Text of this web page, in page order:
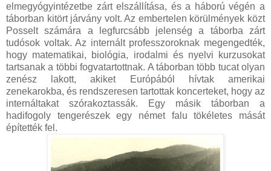
elmegyógyintézetbe zárt elszállítása, és a háború végén a
táborban kitört járvány volt. Az embertelen körülmények közt
Posselt számára a legfurcsább jelenség a táborba zárt
tudósok voltak. Az internált professzoroknak megengedték,
hogy matematikai, biológia, irodalmi és nyelvi kurzusokat
tartsanak a többi fogvatartottnak. A táborban több tucat olyan
zenész lakott, akiket Európából hívtak amerikai
zenekarokba, és rendszeresen tartottak koncerteket, hogy az
internáltakat szórakoztassák. Egy másik táborban a
hadifogoly tengerészek egy német falu tökéletes mását
építették fel.